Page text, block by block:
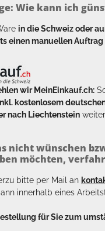
Wie kann ich
in die Schweiz oder
einen manuellen Auftrag
wir MeinEinkauf.ch:
kostenlosem
nach Liechtenstein
nicht wünschen
möchten,
bitte per Mail an
innerhalb eines
für Sie zum